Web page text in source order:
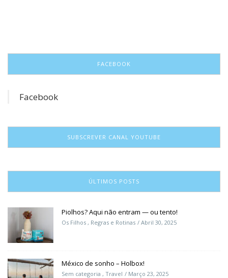
FACEBOOK
Facebook
SUBSCREVER CANAL YOUTUBE
ÚLTIMOS POSTS
Piolhos? Aqui não entram — ou tento!
Os Filhos , Regras e Rotinas Abril 30, 2025
México de sonho – Holbox!
Sem categoria , Travel Março 23, 2025